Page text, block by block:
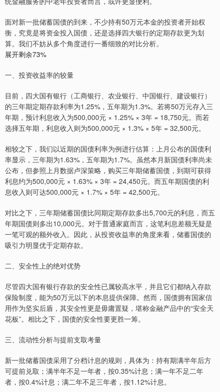
面对新一批储蓄国债的到来，不少持有50万元本金的投资者开始权
衡，究竟是将资金投入国债，还是选择四大银行的定期存款更为划
算。我们不妨从多个角度进行一番细致的对比分析。
展开剩余73%
一、投资收益率的较量
目前，四大国有银行（工商银行、农业银行、中国银行、建设银行）
的三年期定期存款利率为1.25%，五年期为1.3%。若将50万元存入三
年期，预计利息收入为500,000元 × 1.25% × 3年 = 18,750元。而若
选择五年期，利息收入则为500,000元 × 1.3% × 5年 = 32,500元。
相较之下，我们以近期的国债利率为例进行估算：上月公布的国债利
率显示，三年期为1.63%，五年期为1.7%。虽然本月新国债利率尚未
公布，但参照上月数据卢深策略，购买三年期储蓄国债，到期可获得
利息约为500,000元 × 1.63% × 3年 = 24,450元。而五年期国债的利
息收入则可达500,000元 × 1.7% × 5年 = 42,500元。
对比之下，三年期储蓄国债比同期定期存款多出5,700元的利息，而五
年期国债则多出10,000元。对于普通家庭而言，这笔利息差额无疑是
一笔可观的额外收入。因此，从投资收益率的角度来看，储蓄国债的
吸引力明显优于定期存款。
二、安全性上的绝对优势
尽管四大国有银行存款的安全性已属较高水平，并且它们都纳入存款
保险制度，能为50万元以下的本息提供保障。然而，国债拥有国家信
用作为坚实后盾，其安全性更是毋庸置疑，堪称金融产品中的“安全天
花板”。相比之下，国债的安全性要更胜一筹。
三、流动性分析与提前支取考量
新一批储蓄国债采用了分档计息的规则，具体为：持有期满半年后方
可提前兑取；满半年不足一年者，按0.35%计息；满一年不足二年
者，按0.4%计息；满二年不足三年者，按1.12%计息。